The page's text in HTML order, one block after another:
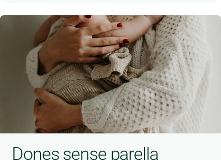
Dones sense parella